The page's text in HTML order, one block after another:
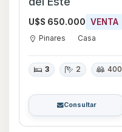
U$S 650.000 VENTA
Pinares Casa
3 2 400
Consultar